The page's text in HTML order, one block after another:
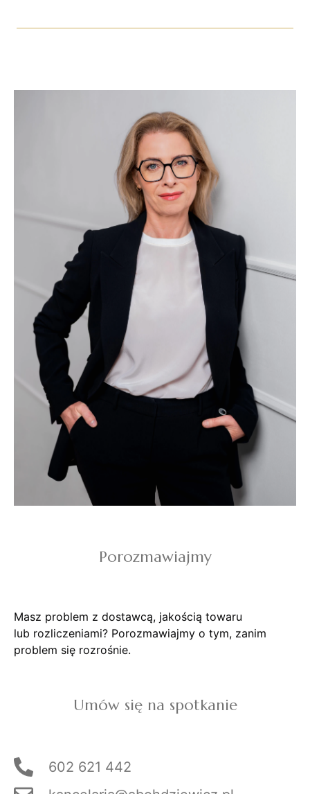
Porozmawiajmy
Masz problem z dostawcą, jakością towaru
lub rozliczeniami? Porozmawiajmy o tym, zanim
problem się rozrośnie.
Umów się na spotkanie
602 621 442